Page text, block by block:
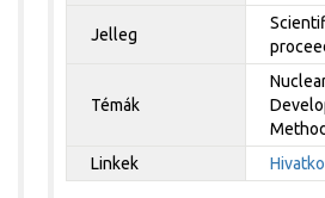
Jelleg
Témák
Linkek